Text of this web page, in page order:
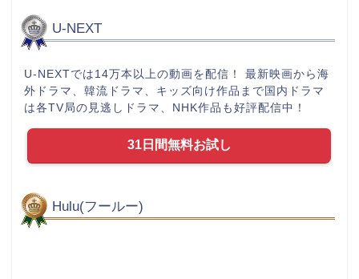
U-NEXT
U-NEXTでは14万本以上の動画を配信！ 最新映画から海
外ドラマ、韓流ドラマ、キッズ向け作品まで国内ドラマ
は各TV局の見逃しドラマ、NHK作品も好評配信中！
31日間無料お試し
Hulu(フールー)